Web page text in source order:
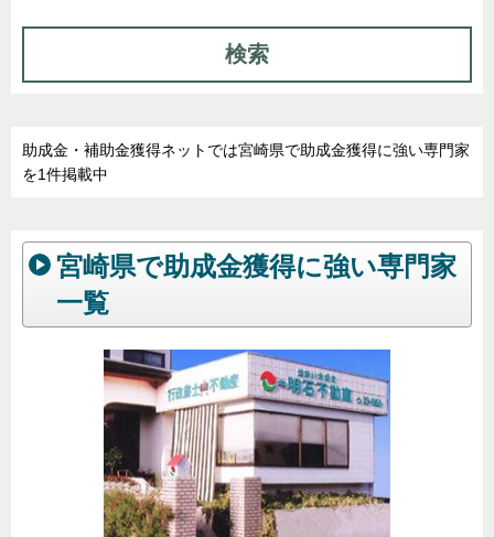
検索
助成金・補助金獲得ネットでは宮崎県で助成金獲得に強い専門家
を1件掲載中
宮崎県で助成金獲得に強い専門家
一覧